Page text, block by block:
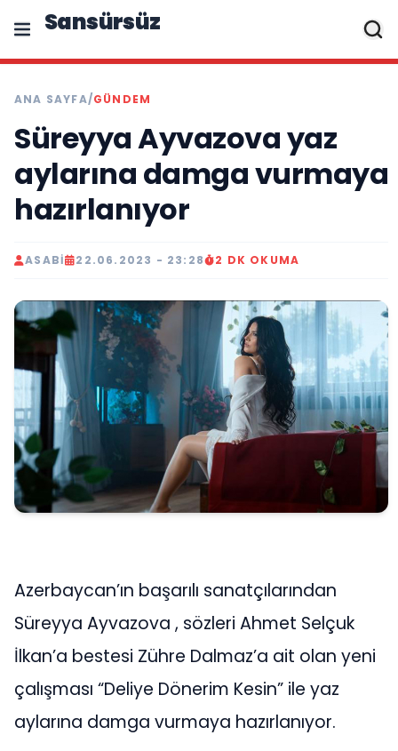
Sansürsüz
ANA SAYFA/GÜNDEM
Süreyya Ayvazova yaz
aylarına damga vurmaya
hazırlanıyor
ASABI 22.06.2023 - 23:28 2 DK OKUMA
Azerbaycan’ın başarılı sanatçılarından
Süreyya Ayvazova , sözleri Ahmet Selçuk
İlkan’a bestesi Zühre Dalmaz’a ait olan yeni
çalışması “Deliye Dönerim Kesin” ile yaz
aylarına damga vurmaya hazırlanıyor.